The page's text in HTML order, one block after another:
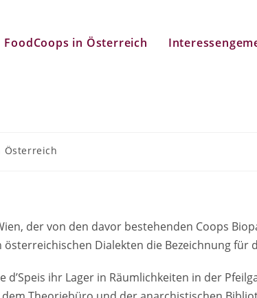
FoodCoops in Österreich
Österreich
der von den davor bestehenden Coops
österreichischen Dialekten die Bezeichnung für
d’Speis ihr Lager in Räumlichkeiten in der